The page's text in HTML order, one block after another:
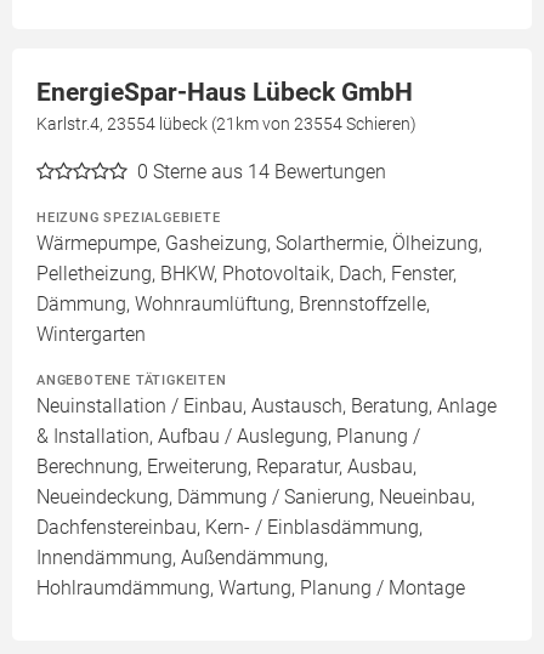
EnergieSpar-Haus Lübeck GmbH
Karlstr.4, 23554 lübeck (21km von 23554 Schieren)
0 Sterne aus 14 Bewertungen
HEIZUNG SPEZIALGEBIETE
Wärmepumpe, Gasheizung, Solarthermie, Ölheizung,
Pelletheizung, BHKW, Photovoltaik, Dach, Fenster,
Dämmung, Wohnraumlüftung, Brennstoffzelle,
Wintergarten
ANGEBOTENE TÄTIGKEITEN
Neuinstallation / Einbau, Austausch, Beratung, Anlage
& Installation, Aufbau / Auslegung, Planung /
Berechnung, Erweiterung, Reparatur, Ausbau,
Neueindeckung, Dämmung / Sanierung, Neueinbau,
Dachfenstereinbau, Kern- / Einblasdämmung,
Innendämmung, Außendämmung,
Hohlraumdämmung, Wartung, Planung / Montage